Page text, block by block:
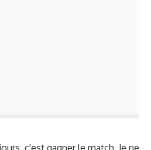
c'est gagner le match. Je ne